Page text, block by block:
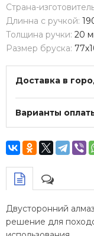
Страна-
Длинна с ручкой:
Толщина ручки: 20
Размер бруска:
Доставка в
Варианты
Двусторонний
решение для